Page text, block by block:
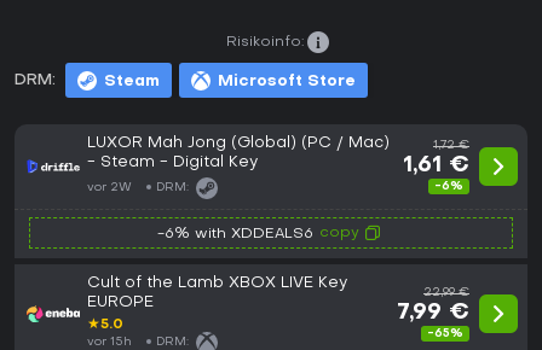
DRM: Steam Microsoft Store
Risikoinfo:
LUXOR Mah Jong (Global) (PC / Mac)
- Steam - Digital Key
vor 2W DRM:
1,72 €
1,61 €
-6%
-6% with XDDEALS6 copy
Cult of the Lamb XBOX LIVE Key
EUROPE
★5.0
vor 15h DRM:
22,99 €
7,99 €
-65%